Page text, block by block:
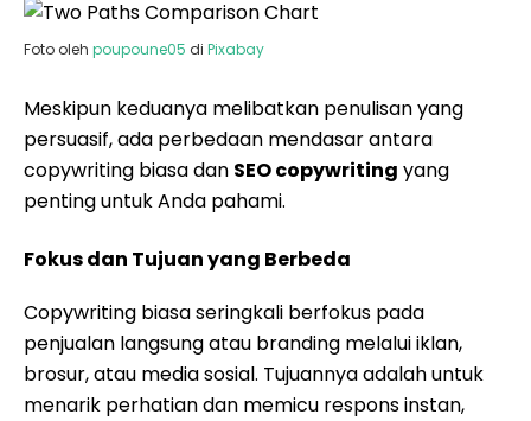
Foto oleh poupoune05 di Pixabay
Meskipun keduanya melibatkan penulisan yang
persuasif, ada perbedaan mendasar antara
copywriting biasa dan SEO copywriting yang
penting untuk Anda pahami.
Fokus dan Tujuan yang Berbeda
Copywriting biasa seringkali berfokus pada
penjualan langsung atau branding melalui iklan,
brosur, atau media sosial. Tujuannya adalah untuk
menarik perhatian dan memicu respons instan,